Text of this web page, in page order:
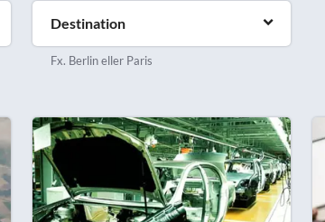
Destination
Fx. Berlin eller Paris